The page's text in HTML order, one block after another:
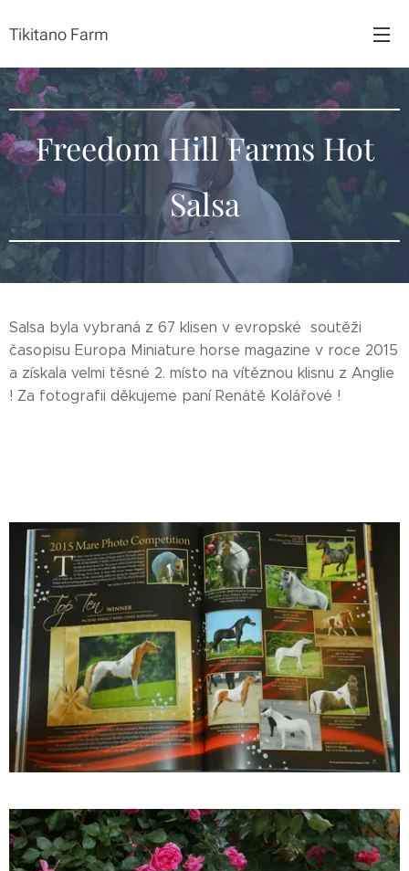
Tikitano Farm
Freedom Hill Farms Hot
Salsa
Salsa byla vybraná z 67 klisen v evropské soutěži
časopisu Europa Miniature horse magazine v roce 2015
a získala velmi těsné 2. místo na vítěznou klisnu z Anglie
! Za fotografii děkujeme paní Renátě Kolářové !